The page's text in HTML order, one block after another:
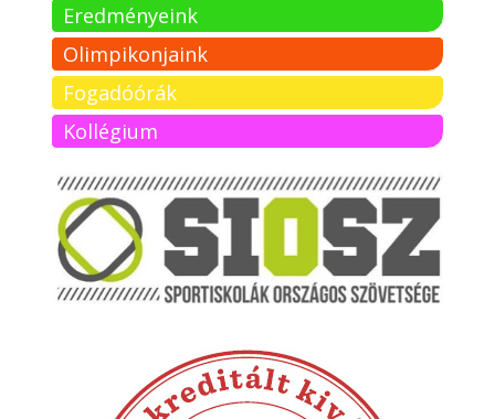
Eredményeink
Olimpikonjaink
Fogadóórák
Kollégium